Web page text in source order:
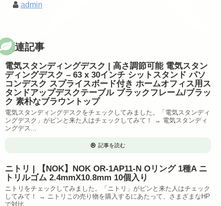
admin
関連記事
電気スタンディングデスク | 高さ調節可能 電気スタン
ディングデスク – 63 x 30インチ シットスタンド パソ
コンデスク スプライスボード付き ホームオフィス用ス
タンドアップデスクテーブル ブラックフレーム/ブラッ
ク 素朴なブラウントップ
電気スタンディングデスクをチェックしてみました。「電気スタンディ
ングデスク」がピンと来た人はチェックしてみて！ → 電気スタンディ
ングデス...
記事を読む
ニトリ | 【NOK】NOK OR-1AP11-N Oリング 1種A ニ
トリルゴム 2.4mmX10.8mm 10個入り
ニトリをチェックしてみました。「ニトリ」がピンと来た人はチェック
してみて！ → ニトリこの売り物を購入するにあたって、さまざまなHP
で対比...